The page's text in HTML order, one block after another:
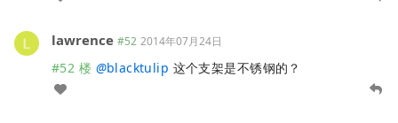
lawrence #52 2014年07月24日
#52 楼 @blacktulip 这个支架是不锈钢的？